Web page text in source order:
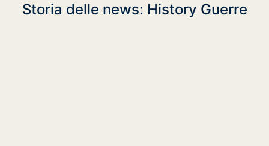
Storia delle news: History Guerre